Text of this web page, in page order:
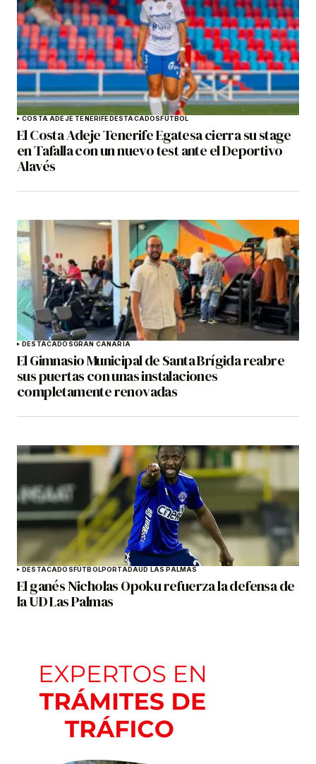
COSTA ADEJE TENERIFEDESTACADOSFÚTBOL
El Costa Adeje Tenerife Egatesa cierra su stage
en Tafalla con un nuevo test ante el Deportivo
Alavés
DESTACADOSGRAN CANARIA
El Gimnasio Municipal de Santa Brígida reabre
sus puertas con unas instalaciones
completamente renovadas
DESTACADOSFÚTBOLPORTADAUD LAS PALMAS
El ganés Nicholas Opoku refuerza la defensa de
la UD Las Palmas